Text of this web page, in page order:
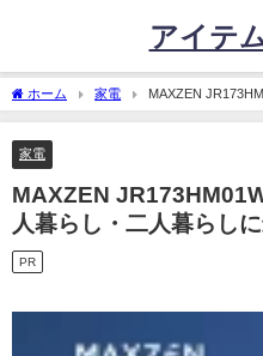
アイテ
ホーム 家電
MAXZEN
人暮らしに最適な大容量ホ
家電
MAXZEN
人暮らし・二人暮らし
PR